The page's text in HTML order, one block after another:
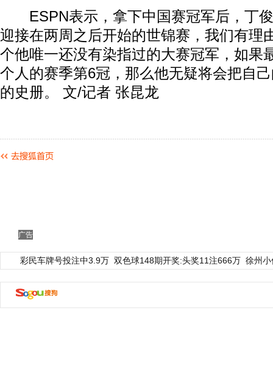
ESPN表示，拿下中国赛冠军后，丁俊
迎接在两周之后开始的世锦赛，我们有理
个他唯一还没有染指过的大赛冠军，如果
个人的赛季第6冠，那么他无疑将会把自
的史册。 文/记者 张昆龙
广告
彩民车牌号投注中3.9万 双色球148期开奖:头奖11注666万 徐州